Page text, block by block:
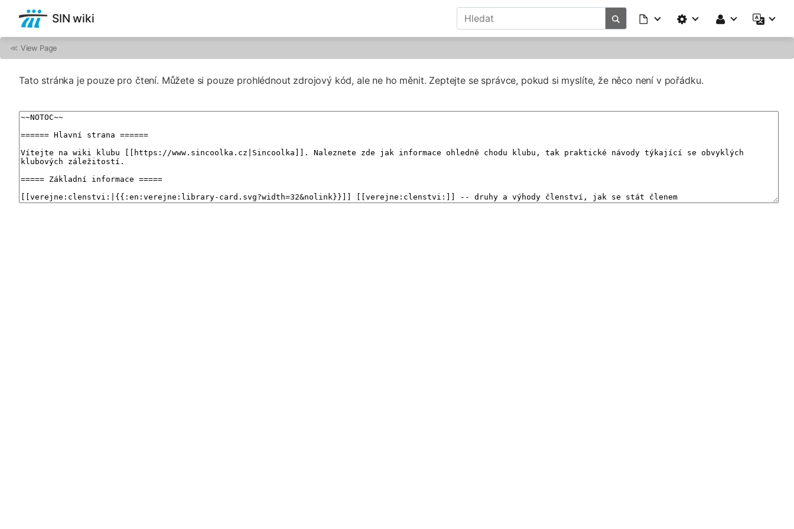
SIN wiki
≪ View Page
Tato stránka je pouze pro čtení. Můžete si pouze prohlédnout zdrojový kód, ale ne ho měnit. Zeptejte se správce, pokud si myslíte, že něco není v pořádku.